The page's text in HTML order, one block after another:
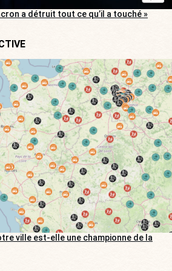
a détruit tout ce qu’il a touché »
ville est-elle une championne de la